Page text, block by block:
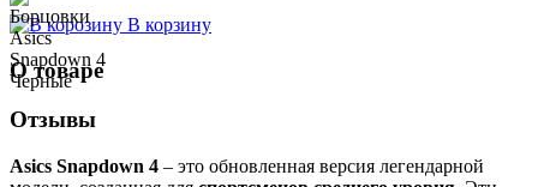
В корзину
О товаре
Отзывы
Asics Snapdown 4 – это обновленная версия легендарной